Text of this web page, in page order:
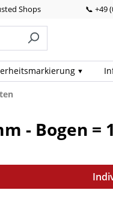
Shops 📞 +49
- Bogen =